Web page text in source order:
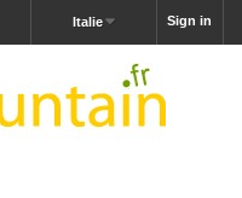
Sign in
Italie